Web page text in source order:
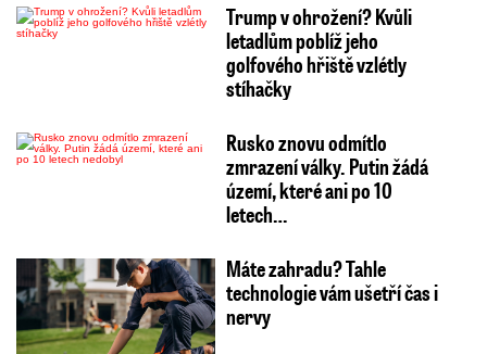
Trump v ohrožení? Kvůli
letadlům poblíž jeho
golfového hřiště vzlétly
stíhačky
Rusko znovu odmítlo
zmrazení války. Putin žádá
území, které ani po 10
letech…
Máte zahradu? Tahle
technologie vám ušetří čas i
nervy